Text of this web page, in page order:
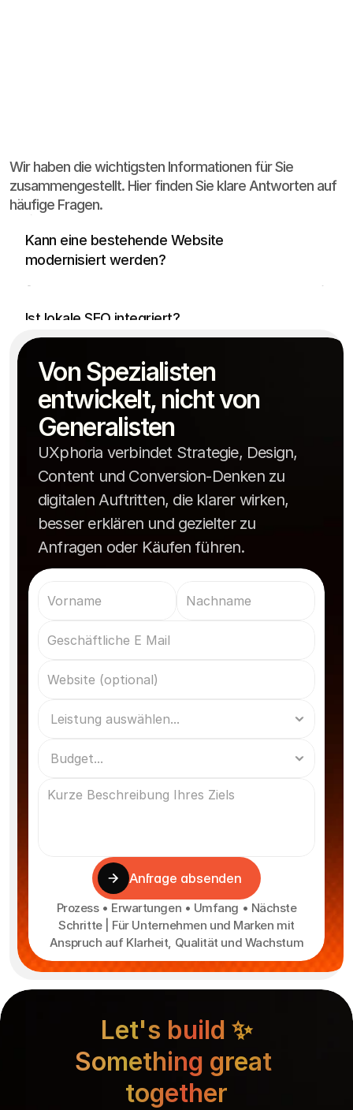
Wir haben die wichtigsten Informationen für Sie
zusammengestellt. Hier finden Sie klare Antworten auf
häufige Fragen.
Kann eine bestehende Website
modernisiert werden?
Ja, häufig reicht eine strukturelle und visuelle
Überarbeitung statt eines kompletten
Neustarts.
Ist lokale SEO integriert?
Optimierung mitgedacht werden.
Wie lange dauert die Umsetzung?
Je nach Umfang dauert eine moderne
Praxiswebsite meist zwischen zwei und sechs
Wochen.
Von Spezialisten
entwickelt, nicht von
Generalisten
UXphoria verbindet Strategie, Design,
Content und Conversion-Denken zu
digitalen Auftritten, die klarer wirken,
besser erklären und gezielter zu
Anfragen oder Käufen führen.
Anfrage absenden
Prozess • Erwartungen • Umfang • Nächste
Schritte | Für Unternehmen und Marken mit
Anspruch auf Klarheit, Qualität und Wachstum
Let's build ✨
Something great
together